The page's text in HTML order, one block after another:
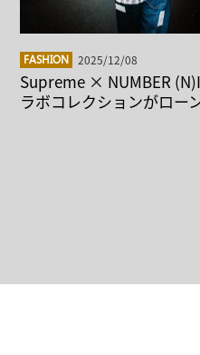
FASHION 2025/12/08
Supreme × NUMBER
ラボコレクションがロー